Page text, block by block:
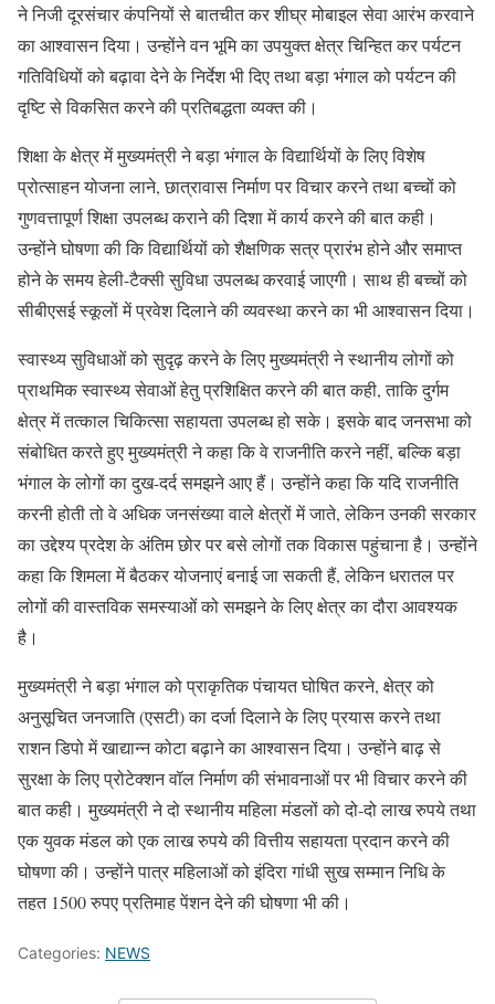
ने निजी दूरसंचार कंपनियों से बातचीत कर शीघ्र मोबाइल सेवा आरंभ करवाने
का आश्वासन दिया। उन्होंने वन भूमि का उपयुक्त क्षेत्र चिन्हित कर पर्यटन
गतिविधियों को बढ़ावा देने के निर्देश भी दिए तथा बड़ा भंगाल को पर्यटन की
दृष्टि से विकसित करने की प्रतिबद्धता व्यक्त की।
शिक्षा के क्षेत्र में मुख्यमंत्री ने बड़ा भंगाल के विद्यार्थियों के लिए विशेष
प्रोत्साहन योजना लाने, छात्रावास निर्माण पर विचार करने तथा बच्चों को
गुणवत्तापूर्ण शिक्षा उपलब्ध कराने की दिशा में कार्य करने की बात कही।
उन्होंने घोषणा की कि विद्यार्थियों को शैक्षणिक सत्र प्रारंभ होने और समाप्त
होने के समय हेली-टैक्सी सुविधा उपलब्ध करवाई जाएगी। साथ ही बच्चों को
सीबीएसई स्कूलों में प्रवेश दिलाने की व्यवस्था करने का भी आश्वासन दिया।
स्वास्थ्य सुविधाओं को सुदृढ़ करने के लिए मुख्यमंत्री ने स्थानीय लोगों को
प्राथमिक स्वास्थ्य सेवाओं हेतु प्रशिक्षित करने की बात कही, ताकि दुर्गम
क्षेत्र में तत्काल चिकित्सा सहायता उपलब्ध हो सके। इसके बाद जनसभा को
संबोधित करते हुए मुख्यमंत्री ने कहा कि वे राजनीति करने नहीं, बल्कि बड़ा
भंगाल के लोगों का दुख-दर्द समझने आए हैं। उन्होंने कहा कि यदि राजनीति
करनी होती तो वे अधिक जनसंख्या वाले क्षेत्रों में जाते, लेकिन उनकी सरकार
का उद्देश्य प्रदेश के अंतिम छोर पर बसे लोगों तक विकास पहुंचाना है। उन्होंने
कहा कि शिमला में बैठकर योजनाएं बनाई जा सकती हैं, लेकिन धरातल पर
लोगों की वास्तविक समस्याओं को समझने के लिए क्षेत्र का दौरा आवश्यक
है।
मुख्यमंत्री ने बड़ा भंगाल को प्राकृतिक पंचायत घोषित करने, क्षेत्र को
अनुसूचित जनजाति (एसटी) का दर्जा दिलाने के लिए प्रयास करने तथा
राशन डिपो में खाद्यान्न कोटा बढ़ाने का आश्वासन दिया। उन्होंने बाढ़ से
सुरक्षा के लिए प्रोटेक्शन वॉल निर्माण की संभावनाओं पर भी विचार करने की
बात कही। मुख्यमंत्री ने दो स्थानीय महिला मंडलों को दो-दो लाख रुपये तथा
एक युवक मंडल को एक लाख रुपये की वित्तीय सहायता प्रदान करने की
घोषणा की। उन्होंने पात्र महिलाओं को इंदिरा गांधी सुख सम्मान निधि के
तहत 1500 रुपए प्रतिमाह पेंशन देने की घोषणा भी की।
Categories: NEWS